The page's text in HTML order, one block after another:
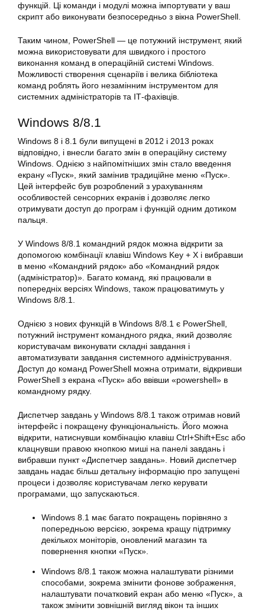
функцій. Ці команди і модулі можна імпортувати у ваш
скрипт або виконувати безпосередньо з вікна PowerShell.
Таким чином, PowerShell — це потужний інструмент, який
можна використовувати для швидкого і простого
виконання команд в операційній системі Windows.
Можливості створення сценаріїв і велика бібліотека
команд роблять його незамінним інструментом для
системних адміністраторів та ІТ-фахівців.
Windows 8/8.1
Windows 8 і 8.1 були випущені в 2012 і 2013 роках
відповідно, і внесли багато змін в операційну систему
Windows. Однією з найпомітніших змін стало введення
екрану «Пуск», який замінив традиційне меню «Пуск».
Цей інтерфейс був розроблений з урахуванням
особливостей сенсорних екранів і дозволяє легко
отримувати доступ до програм і функцій одним дотиком
пальця.
У Windows 8/8.1 командний рядок можна відкрити за
допомогою комбінації клавіш Windows Key + X і вибравши
в меню «Командний рядок» або «Командний рядок
(адміністратор)». Багато команд, які працювали в
попередніх версіях Windows, також працюватимуть у
Windows 8/8.1.
Однією з нових функцій в Windows 8/8.1 є PowerShell,
потужний інструмент командного рядка, який дозволяє
користувачам виконувати складні завдання і
автоматизувати завдання системного адміністрування.
Доступ до команд PowerShell можна отримати, відкривши
PowerShell з екрана «Пуск» або ввівши «powershell» в
командному рядку.
Диспетчер завдань у Windows 8/8.1 також отримав новий
інтерфейс і покращену функціональність. Його можна
відкрити, натиснувши комбінацію клавіш Ctrl+Shift+Esc або
клацнувши правою кнопкою миші на панелі завдань і
вибравши пункт «Диспетчер завдань». Новий диспетчер
завдань надає більш детальну інформацію про запущені
процеси і дозволяє користувачам легко керувати
програмами, що запускаються.
Windows 8.1 має багато покращень порівняно з
попередньою версією, зокрема кращу підтримку
декількох моніторів, оновлений магазин та
повернення кнопки «Пуск».
Windows 8/8.1 також можна налаштувати різними
способами, зокрема змінити фонове зображення,
налаштувати початковий екран або меню «Пуск», а
також змінити зовнішній вигляд вікон та інших